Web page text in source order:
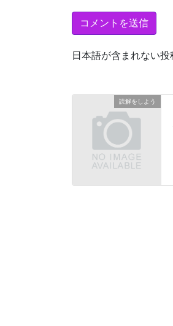
日本語が含まれない
読解をしよう